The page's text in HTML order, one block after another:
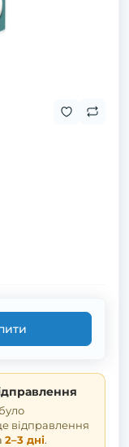
відправлення
2–3 дні.